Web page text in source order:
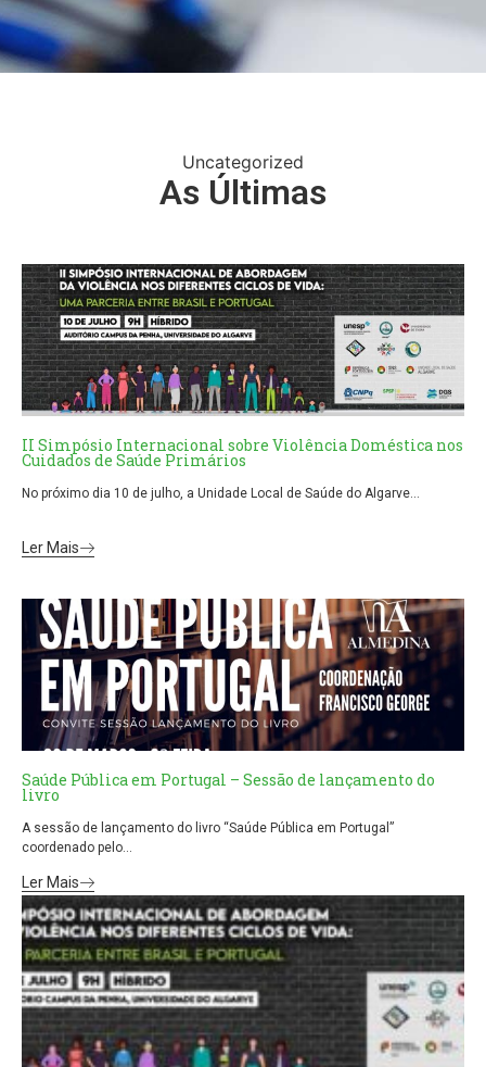
Uncategorized
As Últimas
II Simpósio Internacional sobre Violência Doméstica nos
Cuidados de Saúde Primários
No próximo dia 10 de julho, a Unidade Local de Saúde do Algarve...
Ler Mais
Saúde Pública em Portugal – Sessão de lançamento do
livro
A sessão de lançamento do livro “Saúde Pública em Portugal”
coordenado pelo...
Ler Mais